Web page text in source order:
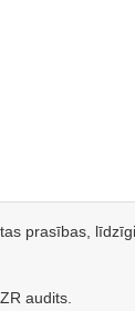
prasības,
audits.